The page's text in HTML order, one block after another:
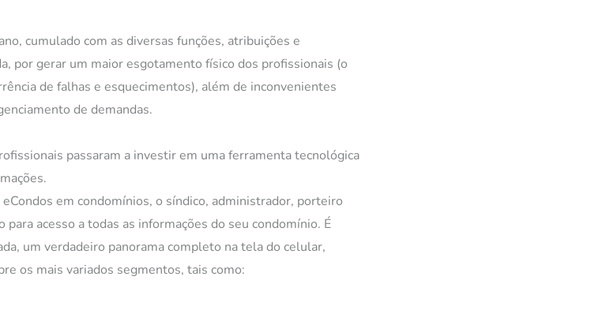
cumulado com as diversas funções, atribuições e
por gerar um maior esgotamento físico dos profissionais (o
de falhas e esquecimentos), além de inconvenientes
de demandas.
passaram a investir em uma ferramenta tecnológica
em condomínios, o síndico, administrador, porteiro
para acesso a todas as informações do seu condomínio. É
um verdadeiro panorama completo na tela do celular,
os mais variados segmentos, tais como: